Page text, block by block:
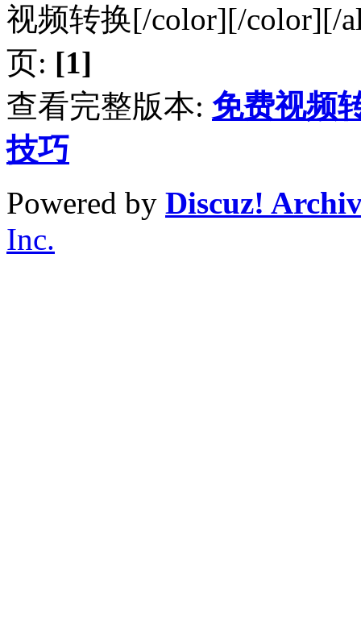
视频转换[/color][/color][/
页: [1]
查看完整版本: 免费视频
技巧
Powered by Discuz!
Inc.